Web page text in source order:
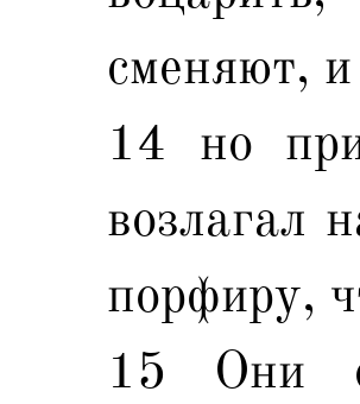
сменяют,
14 но
возлагал
порфиру,
15 Они